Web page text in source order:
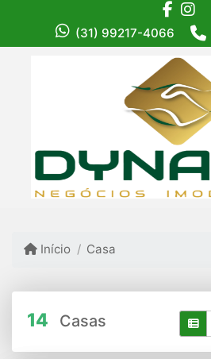
(31) 99217-4066
Início Casa
14 Casas